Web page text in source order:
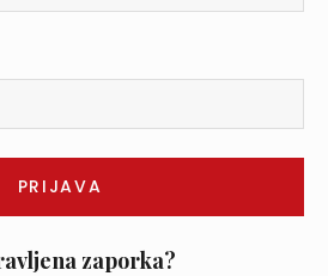
zaporka?